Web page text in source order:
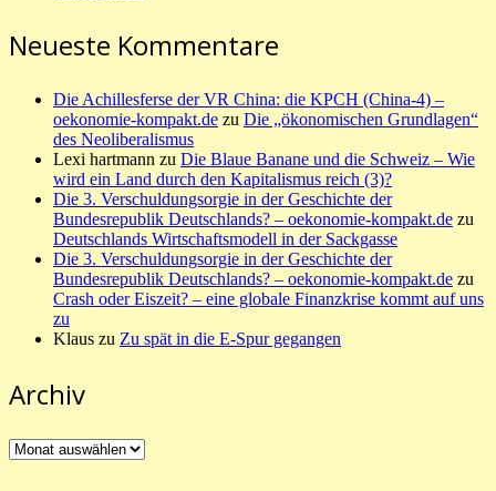
Neueste Kommentare
Die Achillesferse der VR China: die KPCH (China-4) –
oekonomie-kompakt.de zu Die „ökonomischen Grundlagen“
des Neoliberalismus
Lexi hartmann zu Die Blaue Banane und die Schweiz – Wie
wird ein Land durch den Kapitalismus reich (3)?
Die 3. Verschuldungsorgie in der Geschichte der
Bundesrepublik Deutschlands? – oekonomie-kompakt.de zu
Deutschlands Wirtschaftsmodell in der Sackgasse
Die 3. Verschuldungsorgie in der Geschichte der
Bundesrepublik Deutschlands? – oekonomie-kompakt.de zu
Crash oder Eiszeit? – eine globale Finanzkrise kommt auf uns
zu
Klaus zu Zu spät in die E-Spur gegangen
Archiv
Archiv